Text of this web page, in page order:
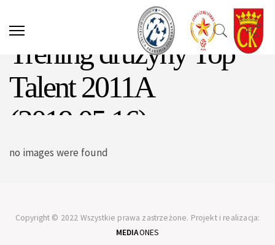
Trening drużyny Top
Talent 2011A
(2019.05.16)
no images were found
Copyright © 2022 Wszystkie prawa zastrzeżone. Projekt i realizacja:
MEDIAONES